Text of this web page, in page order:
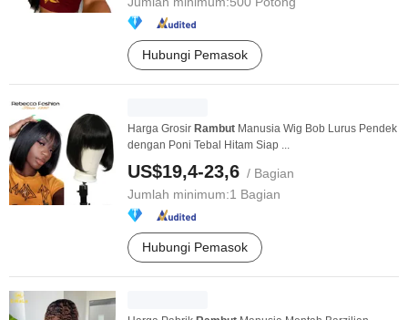
Hubungi Pemasok
Harga Grosir Rambut Manusia Wig Bob Lurus Pendek
dengan Poni Tebal Hitam Siap ...
US$19,4-23,6 / Bagian
Jumlah minimum:1 Bagian
Hubungi Pemasok